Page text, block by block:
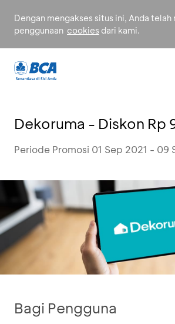
Dengan mengakses situs ini, Anda
penggunaan cookies dari kami.
Dekoruma - Diskon Rp
Periode Promosi 01 Sep 2021 - 09
Bagi Pengguna